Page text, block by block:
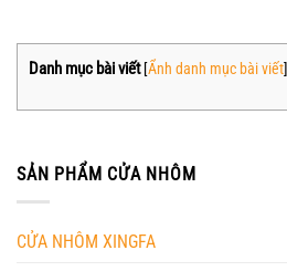
Danh mục bài viết [Ẩnh danh mục bài viết]
SẢN PHẨM CỬA NHÔM
CỬA NHÔM XINGFA